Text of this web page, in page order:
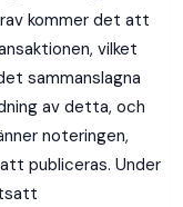
kommer det att
vilket
sammanslagna
av detta, och
noteringen,
publiceras. Under